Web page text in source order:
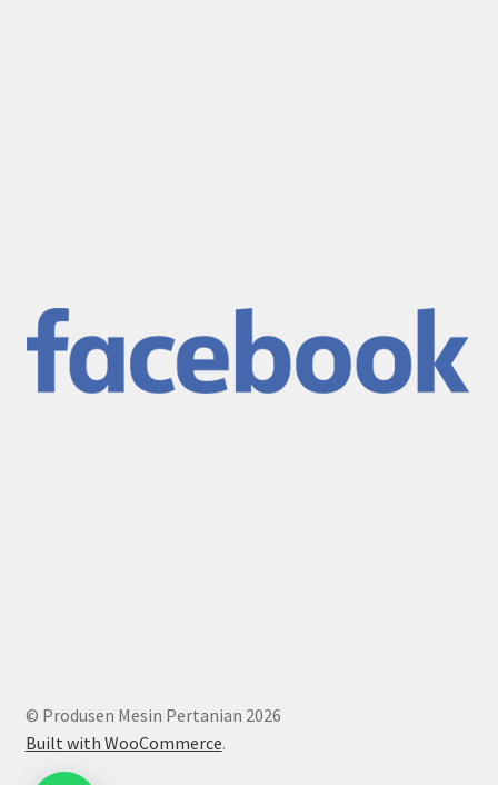
© Produsen Mesin Pertanian 2026
Built with WooCommerce.